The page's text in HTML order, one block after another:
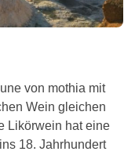
von mothia mit
Wein gleichen
Likörwein hat eine
18. Jahrhundert